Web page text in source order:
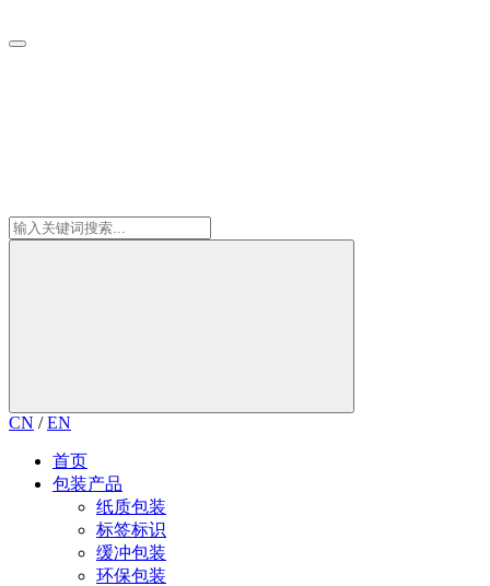
CN / EN
首页
包装产品
纸质包装
标签标识
缓冲包装
环保包装